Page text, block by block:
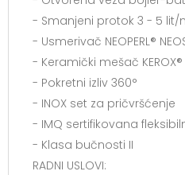
- Smanjeni protok 3 - 5 lit/
- Usmerivač NEOPERL®
- Keramički mešač KEROX®
- Pokretni izliv 360°
- INOX set za pričvršćenje
- IMQ sertifikovana
- Klasa bučnosti II
RADNI USLOVI: